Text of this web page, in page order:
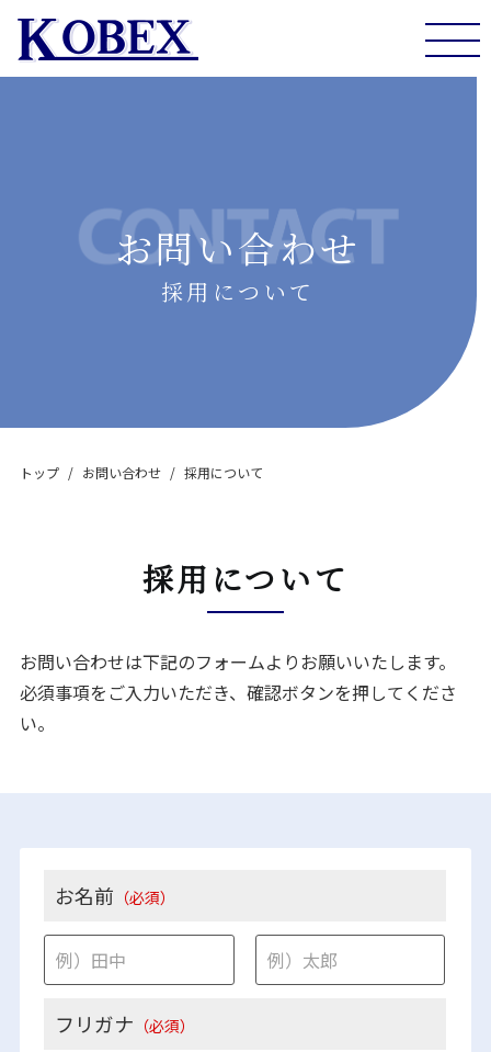
お問い合わせ
採用について
トップ お問い合わせ 採用について
採用について
お問い合わせは下記のフォームよりお願いいたします。
必須事項をご入力いただき、確認ボタンを押してくださ
い。
お名前 （必須）
フリガナ （必須）